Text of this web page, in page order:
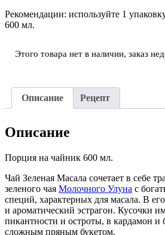
Рекомендации: используйте 1
600 мл.
Этого товара нет в наличии, заказ
Описание Рецепт
Описание
Порция на чайник 600 мл.
Чай Зеленая Масала сочетает в себе
зеленого чая Молочного Улуна с
специй, характерных для масала. В
и ароматический эстрагон. Кусочки
пикантности и остроты, в кардамон и
сложным пряным букетом.